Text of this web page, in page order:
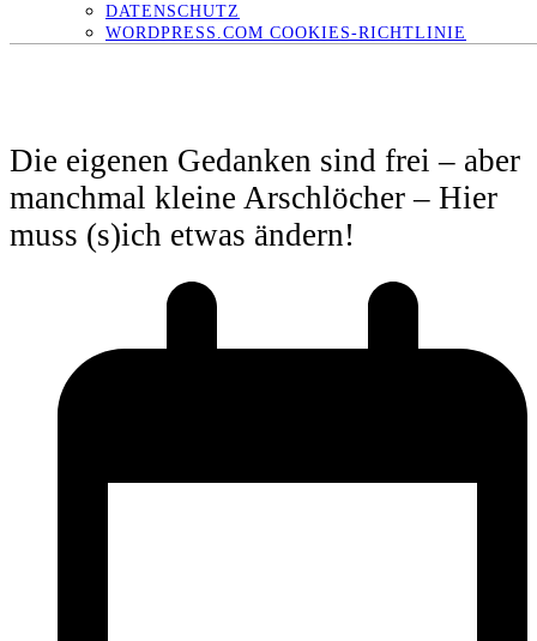
DATENSCHUTZ
WORDPRESS.COM COOKIES-RICHTLINIE
Die eigenen Gedanken sind frei – aber
manchmal kleine Arschlöcher – Hier
muss (s)ich etwas ändern!